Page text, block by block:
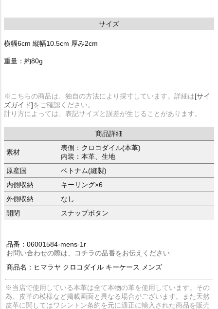
サイズ
横幅6cm 縦幅10.5cm 厚み2cm
重量：約80g
※こちらの商品は、独自の方法により採寸しています。詳細は[サイ
ズガイド]をご確認ください。
計り方によっては、表記サイズと誤差が生じることがあります。
商品詳細
素材
表側：クロコダイル(本革)
内装：本革、生地
原産国
ベトナム(縫製)
内側収納
キーリング×6
外側収納
なし
開閉
スナップボタン
品番：06001584-mens-1r
お問い合わせの際は、コチラの品番をお伝えください
商品名：ヒマラヤ クロコダイル キーケース メンズ
※当店で使用している本革は全て本物の革を使用しています。その
為、皮革の模様など掲載画面と異なる場合がございます。また天然
皮革に関してはワシントン条約を元に適正に輸入された商品を販売